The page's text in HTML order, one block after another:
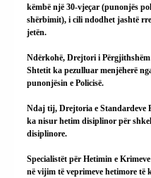
këmbë një 30-vjeçar (punonjës
shërbimit), i cili ndodhet jashtë
jetën.
Ndërkohë, Drejtori i Përgjithshëm
Shtetit ka pezulluar menjëherë
punonjësin e Policisë.
Ndaj tij, Drejtoria e Standardeve
ka nisur hetim disiplinor për
disiplinore.
Specialistët për Hetimin e
në vijim të veprimeve hetimore të